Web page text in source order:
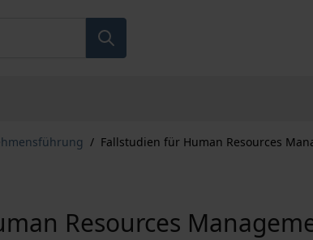
/ Fallstudien für Human Resources
Resources